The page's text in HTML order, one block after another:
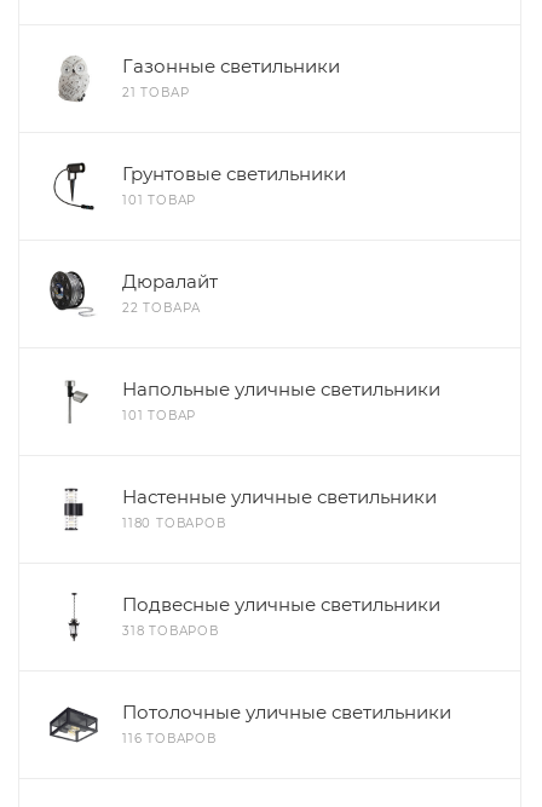
Газонные светильники
21 ТОВАР
Грунтовые светильники
101 ТОВАР
Дюралайт
22 ТОВАРА
Напольные уличные светильники
101 ТОВАР
Настенные уличные светильники
1180 ТОВАРОВ
Подвесные уличные светильники
318 ТОВАРОВ
Потолочные уличные светильники
116 ТОВАРОВ